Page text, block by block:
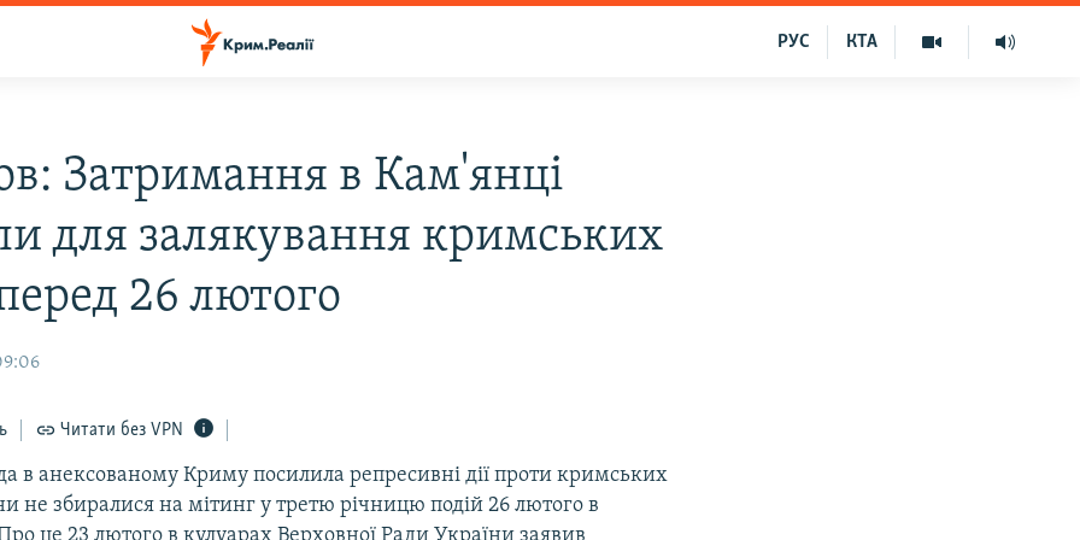
КТА
РУС
Затримання в Кам'янці
для залякування кримських
26 лютого
Читати без VPN
в анексованому Криму посилила репресивні дії проти кримських
не збиралися на мітинг у третю річницю подій 26 лютого в